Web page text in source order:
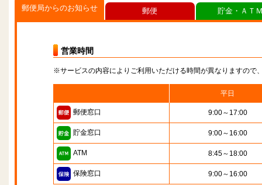
郵便局からのお知らせ
営業時間
※サービスの内容によりご利用いただける時間が異なりますので
平日
郵便窓口 9:00～17:00
貯金窓口 9:00～16:00
ATM 8:45～18:00
保険窓口 9:00～16:00
郵便 貯金・ＡＴ